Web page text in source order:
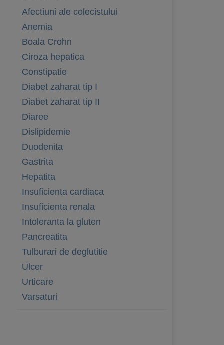
Afectiuni ale colecistului
Anemia
Boala Crohn
Ciroza hepatica
Constipatie
Diabet zaharat tip I
Diabet zaharat tip II
Diaree
Dislipidemie
Duodenita
Gastrita
Hepatita
Insuficienta cardiaca
Insuficienta renala
Intoleranta la gluten
Pancreatita
Tulburari de deglutitie
Ulcer
Urticare
Varsaturi